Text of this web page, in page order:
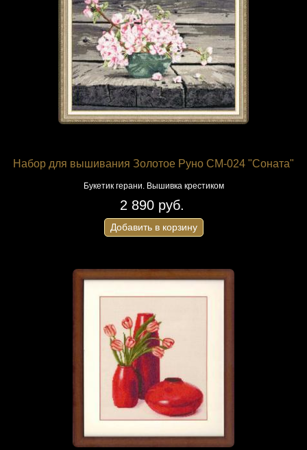
Набор для вышивания Золотое Руно СМ-024 "Соната"
Букетик герани. Вышивка крестиком
2 890 руб.
Добавить в корзину